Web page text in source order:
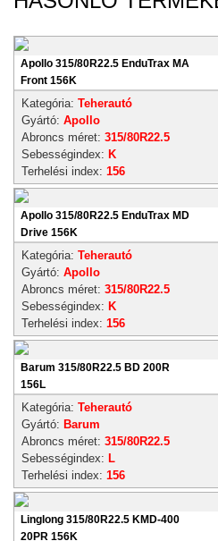
Apollo 315/80R22.5 EnduTrax MA
Front 156K
Kategória: Teherautó
Gyártó: Apollo
Abroncs méret: 315/80R22.5
Sebességindex: K
Terhelési index: 156
Apollo 315/80R22.5 EnduTrax MD
Drive 156K
Kategória: Teherautó
Gyártó: Apollo
Abroncs méret: 315/80R22.5
Sebességindex: K
Terhelési index: 156
Barum 315/80R22.5 BD 200R
156L
Kategória: Teherautó
Gyártó: Barum
Abroncs méret: 315/80R22.5
Sebességindex: L
Terhelési index: 156
Linglong 315/80R22.5 KMD-400
20PR 156K